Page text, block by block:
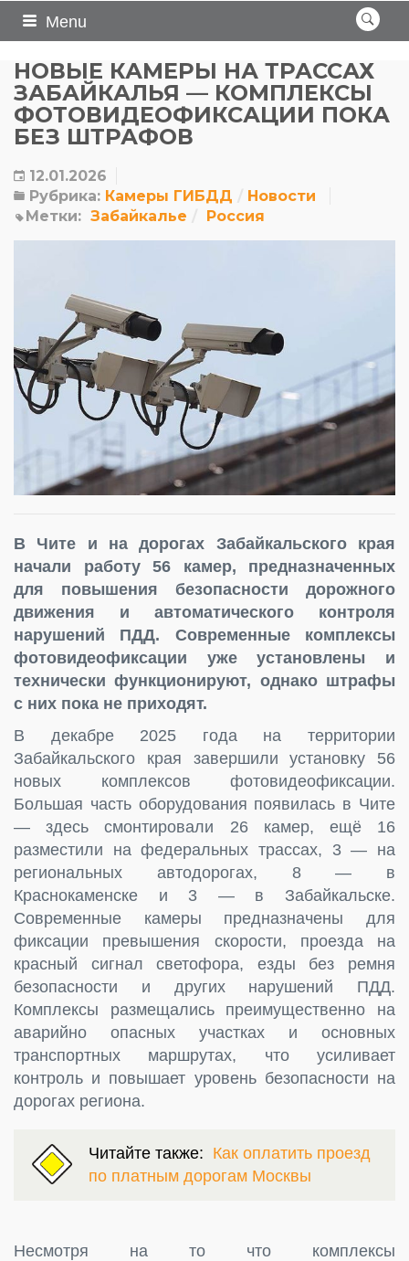
Menu
НОВЫЕ КАМЕРЫ НА ТРАССАХ
ЗАБАЙКАЛЬЯ — КОМПЛЕКСЫ
ФОТОВИДЕОФИКСАЦИИ ПОКА
БЕЗ ШТРАФОВ
12.01.2026
Рубрика: Камеры ГИБДД
Новости
Метки: Забайкалье Россия
В Чите и на дорогах Забайкальского края
начали работу 56 камер, предназначенных
для повышения безопасности дорожного
движения и автоматического контроля
нарушений ПДД. Современные комплексы
фотовидеофиксации уже установлены и
технически функционируют, однако штрафы
с них пока не приходят.
В декабре 2025 года на территории
Забайкальского края завершили установку 56
новых комплексов фотовидеофиксации.
Большая часть оборудования появилась в Чите
— здесь смонтировали 26 камер, ещё 16
разместили на федеральных трассах, 3 — на
региональных автодорогах, 8 — в
Краснокаменске и 3 — в Забайкальске.
Современные камеры предназначены для
фиксации превышения скорости, проезда на
красный сигнал светофора, езды без ремня
безопасности и других нарушений ПДД.
Комплексы размещались преимущественно на
аварийно опасных участках и основных
транспортных маршрутах, что усиливает
контроль и повышает уровень безопасности на
дорогах региона.
Читайте также: Как оплатить проезд
по платным дорогам Москвы
Несмотря на то что комплексы